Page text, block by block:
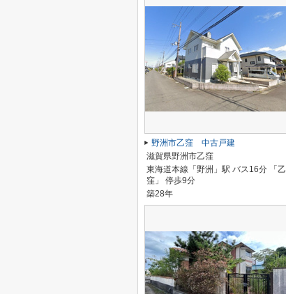
野洲市乙窪 中古戸建
滋賀県野洲市乙窪
東海道本線「野洲」駅 バス16分 「乙
窪」 停歩9分
築28年